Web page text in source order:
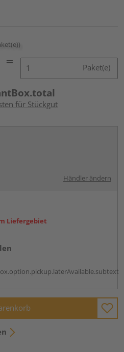
Paket(e)
für Stückgut
Händler ändern
Liefergebiet